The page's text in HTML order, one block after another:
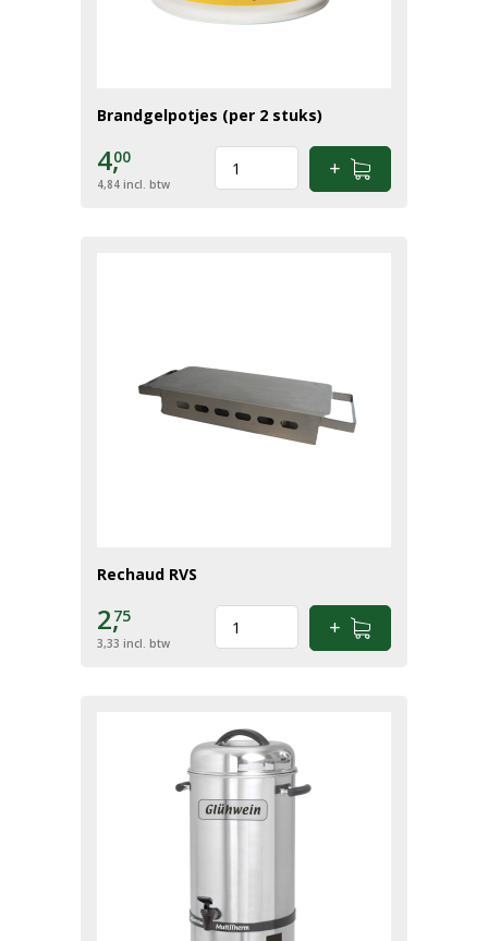
Brandgelpotjes (per 2 stuks)
4,00
4,84 incl. btw
Rechaud RVS
2,75
3,33 incl. btw